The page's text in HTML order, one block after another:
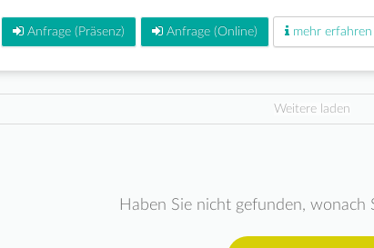
Anfrage (Präsenz) Anfrage (Online) mehr erfahren
Weitere laden
Haben Sie nicht gefunden, wonach